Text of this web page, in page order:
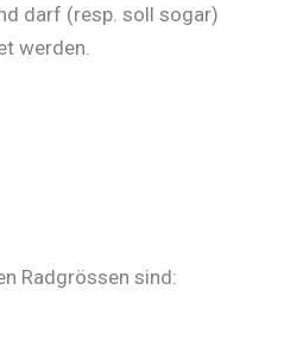
darf (resp. soll sogar)
werden.
Radgrössen sind: